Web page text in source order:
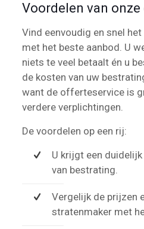
Voordelen van
Vind eenvoudig en snel
met het beste aanbod. U
niets te veel betaalt én u
de kosten van uw
want de offerteservice is
verdere verplichtingen.
De voordelen op een rij:
U krijgt een
van bestrating.
Vergelijk de prijzen
stratenmaker met